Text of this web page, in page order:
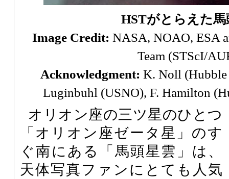
HSTがとらえた馬
Image Credit: NASA, NOAO, ESA
Team (STScI/
Acknowledgment: K. Noll (Hubble
Luginbuhl (USNO), F. Hamilton
オリオン座の三ツ星のひとつ
「オリオン座ゼータ星」のす
ぐ南にある「馬頭星雲」は、
天体写真ファンにとても人気